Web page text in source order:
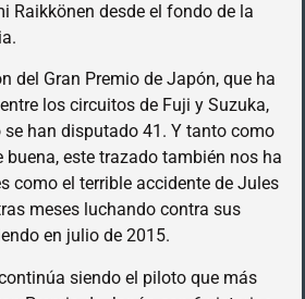
Raikkönen desde el fondo de la
del Gran Premio de Japón, que ha
los circuitos de Fuji y Suzuka,
han disputado 41. Y tanto como
este trazado también nos ha
como el terrible accidente de Jules
meses luchando contra sus
en julio de 2015.
siendo el piloto que más